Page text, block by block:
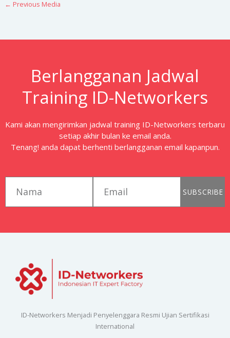
← Previous Media
Berlangganan Jadwal
Training ID-Networkers
Kami akan mengirimkan jadwal training ID-Networkers terbaru
setiap akhir bulan ke email anda.
Tenang! anda dapat berhenti berlangganan email kapanpun.
SUBSCRIBE
ID-Networkers Menjadi Penyelenggara Resmi Ujian Sertifikasi
International